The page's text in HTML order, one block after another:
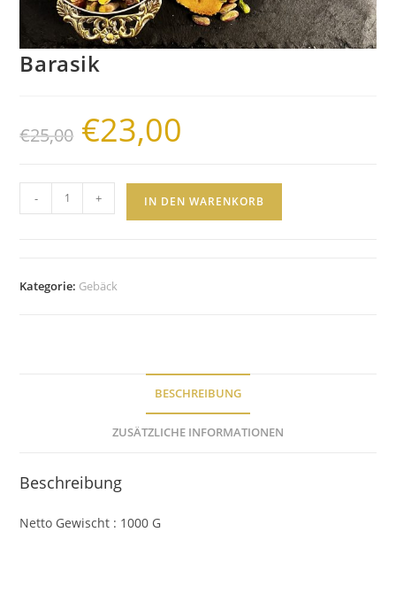
Barasik
€25,00
Ursprünglicher
Preis
war:
€23,00
Menge
- + IN DEN WARENKORB
Kategorie: Gebäck
BESCHREIBUNG
ZUSÄTZLICHE INFORMATIONEN
Beschreibung
Netto Gewischt : 1000 G